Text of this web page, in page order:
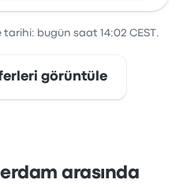
bugün saat 14:02 CEST.
görüntüle
arasında